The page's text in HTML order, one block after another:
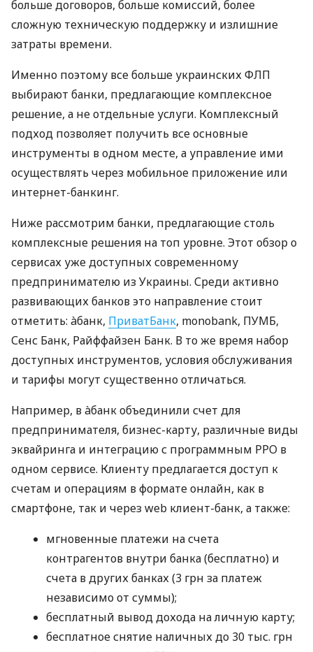
больше договоров, больше комиссий, более
сложную техническую поддержку и излишние
затраты времени.
Именно поэтому все больше украинских ФЛП
выбирают банки, предлагающие комплексное
решение, а не отдельные услуги. Комплексный
подход позволяет получить все основные
инструменты в одном месте, а управление ими
осуществлять через мобильное приложение или
интернет-банкинг.
Ниже рассмотрим банки, предлагающие столь
комплексные решения на топ уровне. Этот обзор о
сервисах уже доступных современному
предпринимателю из Украины. Среди активно
развивающих банков это направление стоит
отметить: àбанк, ПриватБанк, monobank, ПУМБ,
Сенс Банк, Райффайзен Банк. В то же время набор
доступных инструментов, условия обслуживания
и тарифы могут существенно отличаться.
Например, в àбанк объединили счет для
предпринимателя, бизнес-карту, различные виды
эквайринга и интеграцию с программным РРО в
одном сервисе. Клиенту предлагается доступ к
счетам и операциям в формате онлайн, как в
смартфоне, так и через web клиент-банк, а также:
мгновенные платежи на счета
контрагентов внутри банка (бесплатно) и
счета в других банках (3 грн за платеж
независимо от суммы);
бесплатный вывод дохода на личную карту;
бесплатное снятие наличных до 30 тыс. грн